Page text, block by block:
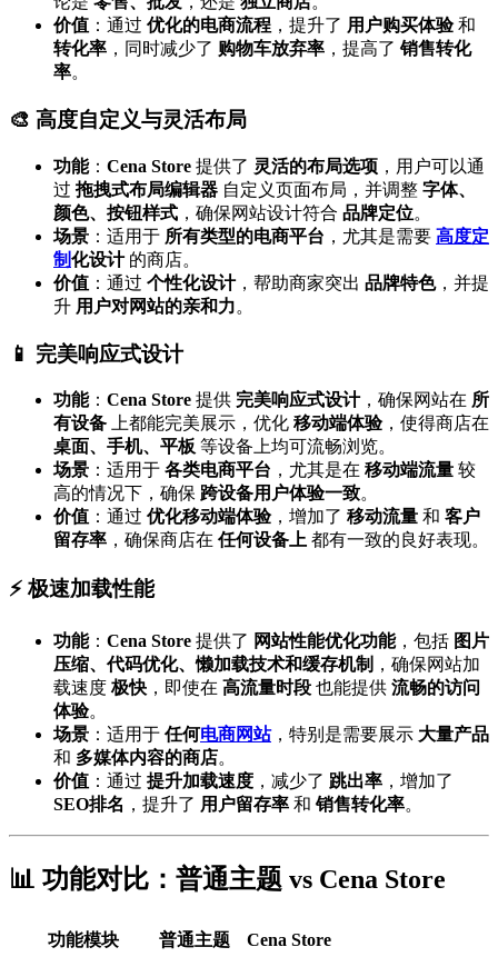
价值 ：通过 优化的电商流程 ，提升了 用户购买体验和
转化率 ，同时减少了 购物车放弃率 ，提高了销售转化
率。
🎨 高度自定义与灵活布局
功能： Cena Store 提供了 灵活的布局选项 ，用户可以通
过 拖拽式布局编辑器 自定义页面布局，并调整 字体、
颜色、按钮样式 ，确保网站设计符合 品牌定位。
场景 ：适用于 所有类型的电商平台 ，尤其是需要 高度定
制化设计的商店。
价值 ：通过 个性化设计，帮助商家突出 品牌特色，并提
升 用户对网站的亲和力。
📱 完美响应式设计
功能： Cena Store 提供 完美响应式设计，确保网站在 所
有设备 上都能完美展示，优化 移动端体验，使得商店在
桌面、手机、平板 等设备上均可流畅浏览。
场景 ：适用于 各类电商平台 ，尤其是在 移动端流量 较
高的情况下，确保 跨设备用户体验一致。
价值 ：通过 优化移动端体验，增加了 移动流量 和 客户
留存率 ，确保商店在 任何设备上 都有一致的良好表现。
⚡ 极速加载性能
功能： Cena Store 提供了 网站性能优化功能，包括 图片
压缩、代码优化、懒加载技术和缓存机制 ，确保网站加
载速度 极快 ，即使在 高流量时段 也能提供 流畅的访问
体验。
场景 ：适用于 任何电商网站，特别是需要展示 大量产品
和 多媒体内容的商店。
价值 ：通过 提升加载速度 ，减少了 跳出率 ，增加了
SEO排名 ，提升了 用户留存率 和销售转化率。
📊 功能对比：普通主题 vs Cena Store
功能模块 普通主题
Cena Store